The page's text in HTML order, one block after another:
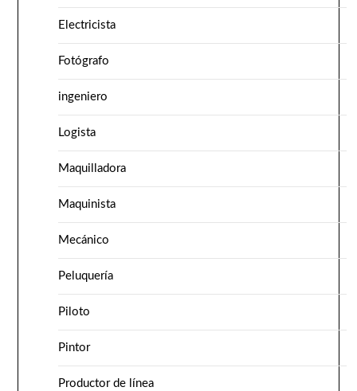
Electricista
Fotógrafo
ingeniero
Logista
Maquilladora
Maquinista
Mecánico
Peluquería
Piloto
Pintor
Productor de línea